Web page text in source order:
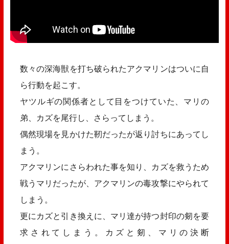
数々の深海獣を打ち破られたアクマリンはついに自
ら行動を起こす。
ヤツルギの関係者として目をつけていた、マリの
弟、カズを尾行し、さらってしまう。
偶然現場を見かけた靭だったが返り討ちにあってし
まう。
アクマリンにさらわれた事を知り、カズを救うため
戦うマリだったが、アクマリンの毒攻撃にやられて
しまう。
更にカズと引き換えに、マリ達が持つ封印の剱を要
求されてしまう。カズと剱、マリの決断